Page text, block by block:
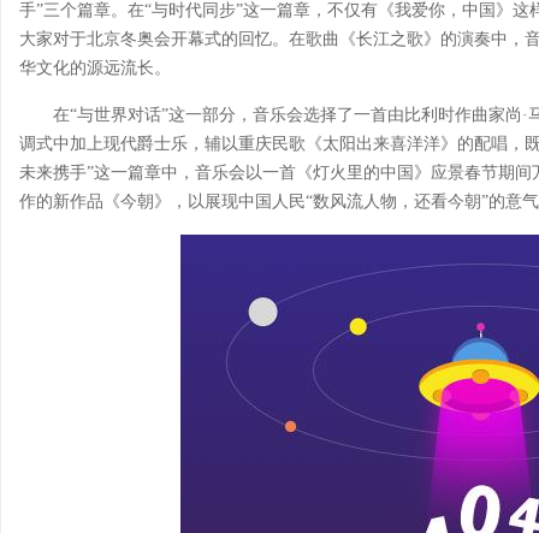
手”三个篇章。在“与时代同步”这一篇章，不仅有《我爱你，中国》
大家对于北京冬奥会开幕式的回忆。在歌曲《长江之歌》的演奏中，
华文化的源远流长。
在“与世界对话”这一部分，音乐会选择了一首由比利时作曲家尚
调式中加上现代爵士乐，辅以重庆民歌《太阳出来喜洋洋》的配唱，
未来携手”这一篇章中，音乐会以一首《灯火里的中国》应景春节期
作的新作品《今朝》，以展现中国人民“数风流人物，还看今朝”的意